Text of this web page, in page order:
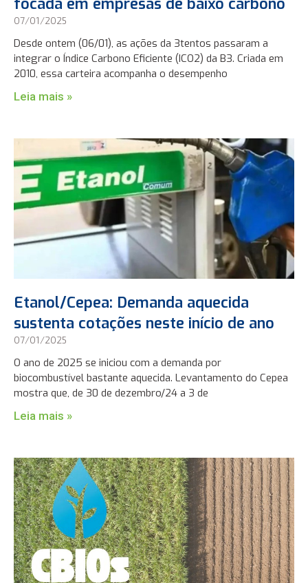
focada em empresas de baixo carbono
07/01/2025
Desde ontem (06/01), as ações da 3tentos passaram a
integrar o Índice Carbono Eficiente (ICO2) da B3. Criada em
2010, essa carteira acompanha o desempenho
Leia mais »
Etanol/Cepea: Demanda aquecida
sustenta cotações neste início de ano
07/01/2025
O ano de 2025 se iniciou com a demanda por
biocombustível bastante aquecida. Levantamento do Cepea
mostra que, de 30 de dezembro/24 a 3 de
Leia mais »